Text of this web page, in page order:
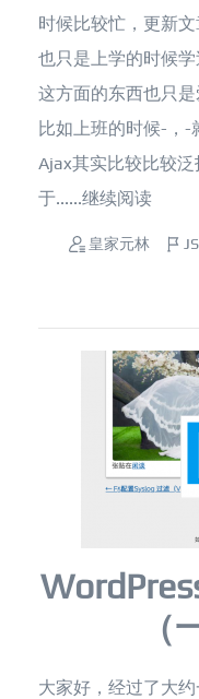
时候比较忙，更新
也只是上学的时候学
这方面的东西也只
比如上班的时候-，-
Ajax其实比较比较
于......继续阅读
皇家元林
（
大家好，经过了大